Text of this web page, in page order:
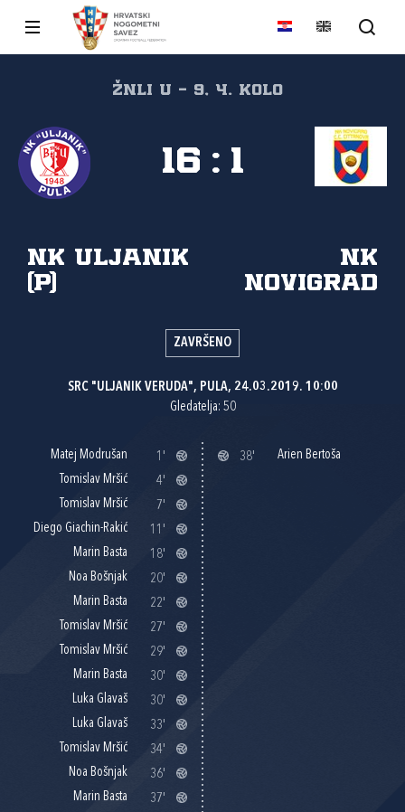
ŽNLI U - 9, 4. kolo
NK Uljanik
(P)
NK
Novigrad
16 : 1
ZAVRŠENO
SRC "ULJANIK VERUDA", PULA, 24.03.2019. 10:00
Gledatelja: 50
Matej Modrušan
1'
Tomislav Mršić
4'
Tomislav Mršić
7'
Diego Giachin-Rakić
11'
Marin Basta
18'
Noa Bošnjak
20'
Marin Basta
22'
Tomislav Mršić
27'
Tomislav Mršić
29'
Marin Basta
30'
Luka Glavaš
30'
Luka Glavaš
33'
Tomislav Mršić
34'
Noa Bošnjak
36'
Marin Basta
37'
38' Arien Bertoša